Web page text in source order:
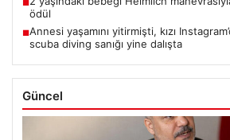
■
ödül
■Annesi yaşamını yitirmişti, kızı
scuba diving sanığı yine dalışta
Güncel